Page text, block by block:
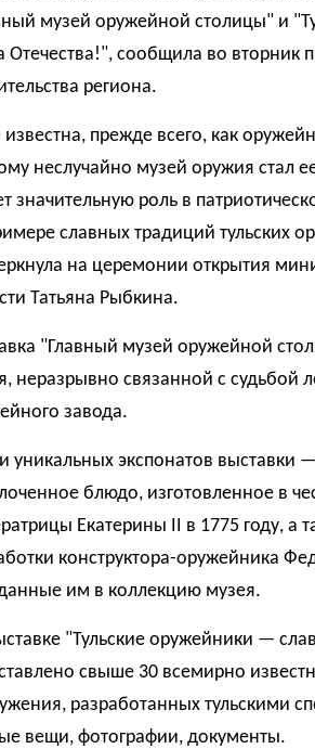
музей оружейной столицы" и
Отечества!", сообщила во вторник
региона.
известна, прежде всего, как
неслучайно музей оружия стал
значительную роль в
славных традиций тульских
на церемонии открытия
Татьяна Рыбкина.
"Главный музей оружейной
неразрывно связанной с судьбой
завода.
уникальных экспонатов выставки
блюдо, изготовленное в
Екатерины II в 1775 году, а
конструктора-оружейника
им в коллекцию музея.
"Тульские оружейники —
свыше 30 всемирно
разработанных тульскими
вещи, фотографии, документы.